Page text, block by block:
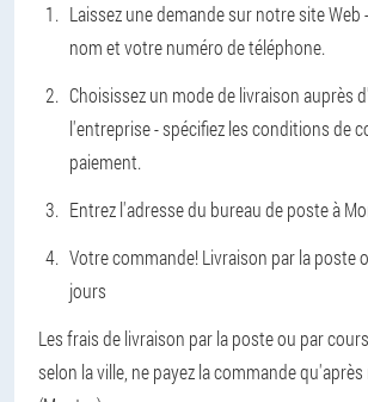
Laissez une demande sur notre site
nom et votre numéro de téléphone.
Choisissez un mode de livraison auprès
l'entreprise - spécifiez les conditions de
paiement.
Entrez l'adresse du bureau de poste à
Votre commande! Livraison par la poste
jours
Les frais de livraison par la poste ou par
selon la ville, ne payez la commande